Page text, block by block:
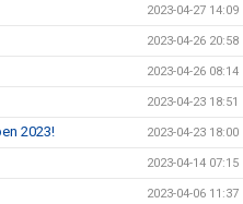
2023-04-27 14:09
2023-04-26 20:58
2023-04-26 08:14
2023-04-23 18:51
2023! 2023-04-23 18:00
2023-04-14 07:15
2023-04-06 11:37